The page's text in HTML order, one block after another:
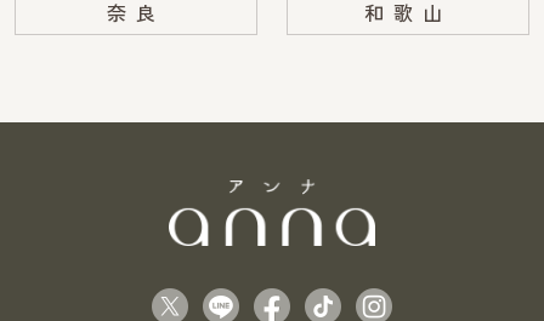
奈良 和歌山